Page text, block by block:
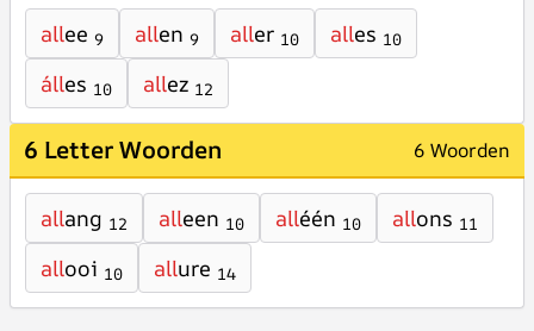
allee 9 allen 9 aller 10 alles 10
álles 10 allez 12
6 Letter Woorden 6 Woorden
allang 12 alleen 10 alléén 10 allons 11
allooi 10 allure 14